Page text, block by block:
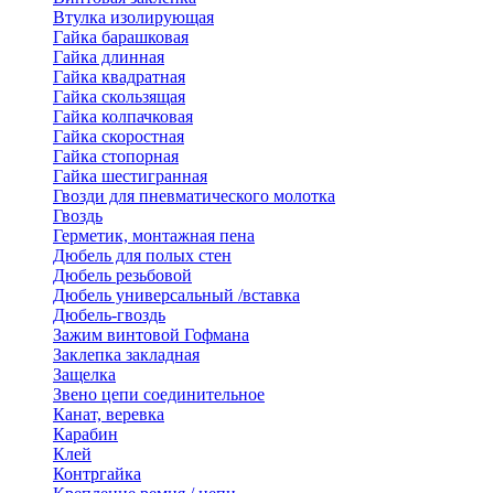
Втулка изолирующая
Гайка барашковая
Гайка длинная
Гайка квадратная
Гайка скользящая
Гайка колпачковая
Гайка скоростная
Гайка стопорная
Гайка шестигранная
Гвозди для пневматического молотка
Гвоздь
Герметик, монтажная пена
Дюбель для полых стен
Дюбель резьбовой
Дюбель универсальный /вставка
Дюбель-гвоздь
Зажим винтовой Гофмана
Заклепка закладная
Защелка
Звено цепи соединительное
Канат, веревка
Карабин
Клей
Контргайка